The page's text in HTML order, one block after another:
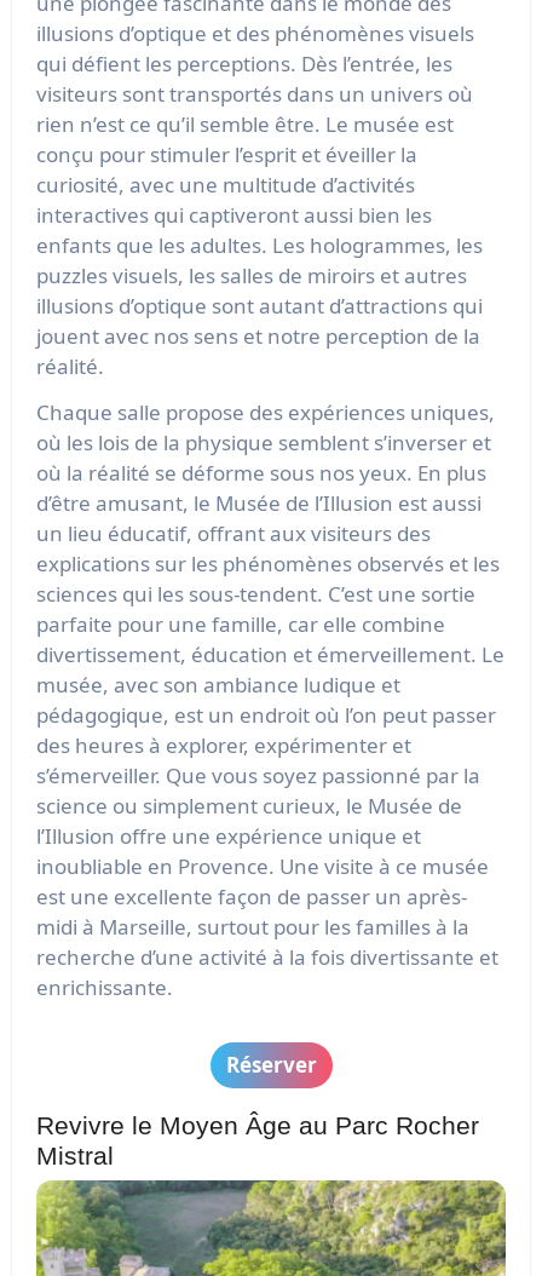
illusions d’optique et des phénomènes visuels
qui défient les perceptions. Dès l’entrée, les
visiteurs sont transportés dans un univers où
rien n’est ce qu’il semble être. Le musée est
conçu pour stimuler l’esprit et éveiller la
curiosité, avec une multitude d’activités
interactives qui captiveront aussi bien les
enfants que les adultes. Les hologrammes, les
puzzles visuels, les salles de miroirs et autres
illusions d’optique sont autant d’attractions qui
jouent avec nos sens et notre perception de la
réalité.
Chaque salle propose des expériences uniques,
où les lois de la physique semblent s’inverser et
où la réalité se déforme sous nos yeux. En plus
d’être amusant, le Musée de l’Illusion est aussi
un lieu éducatif, offrant aux visiteurs des
explications sur les phénomènes observés et les
sciences qui les sous-tendent. C’est une sortie
parfaite pour une famille, car elle combine
divertissement, éducation et émerveillement. Le
musée, avec son ambiance ludique et
pédagogique, est un endroit où l’on peut passer
des heures à explorer, expérimenter et
s’émerveiller. Que vous soyez passionné par la
science ou simplement curieux, le Musée de
l’Illusion offre une expérience unique et
inoubliable en Provence. Une visite à ce musée
est une excellente façon de passer un après-
midi à Marseille, surtout pour les familles à la
recherche d’une activité à la fois divertissante et
enrichissante.
Réserver
Revivre le Moyen Âge au Parc Rocher
Mistral